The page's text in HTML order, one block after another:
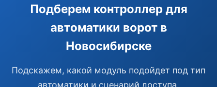
Подберем контроллер для
автоматики ворот в
Новосибирске
Подскажем, какой модуль подойдет под тип
Здравствуйте!
Помогу подобрать GSM-сигнализацию,
модуль управления или готовый комплект.
Подобрать сигнализацию